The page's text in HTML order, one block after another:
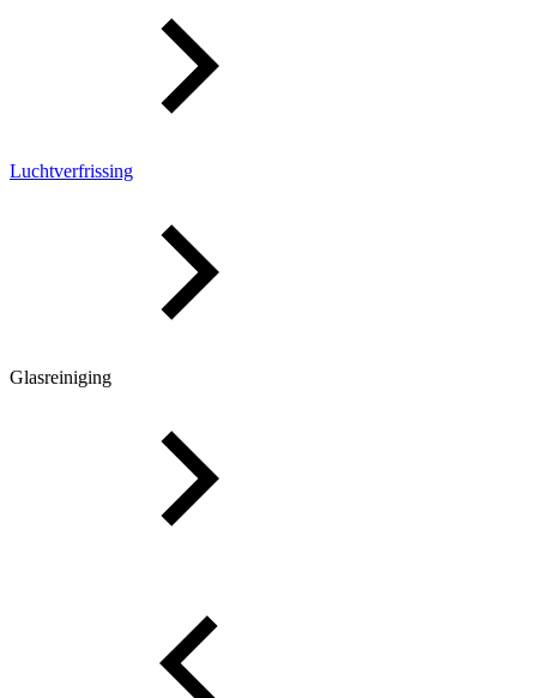
Luchtverfrissing
Glasreiniging